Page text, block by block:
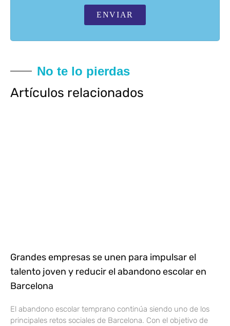
ENVIAR
No te lo pierdas
Artículos relacionados
Grandes empresas se unen para impulsar el
talento joven y reducir el abandono escolar en
Barcelona
El abandono escolar temprano continúa siendo uno de los
principales retos sociales de Barcelona. Con el objetivo de